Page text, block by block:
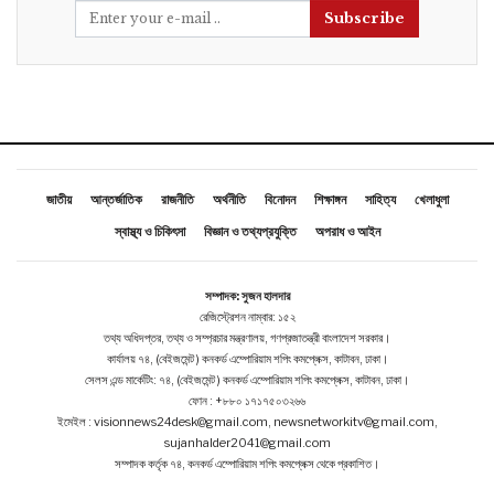
Subscribe
জাতীয় আন্তর্জাতিক রাজনীতি অর্থনীতি বিনোদন শিক্ষাঙ্গন সাহিত্য
খেলাধুলা
স্বাস্থ্য ও চিকিৎসা
বিজ্ঞান ও তথ্যপ্রযুক্তি অপরাধ ও আইন
সম্পাদক: সুজন হালদার
রেজিস্ট্রেশন নাম্বার: ১৫২
তথ্য অধিদপ্তর, তথ্য ও সম্প্রচার মন্ত্রণালয়, গণপ্রজাতন্ত্রী বাংলাদেশ সরকার।
কার্যালয় ৭৪, (বেইজমেন্ট ) কনকর্ড এম্পোরিয়াম শপিং কমপ্লেক্স, কাটাবন, ঢাকা।
সেলস এন্ড মার্কেটিং: ৭৪, (বেইজমেন্ট ) কনকর্ড এম্পোরিয়াম শপিং কমপ্লেক্স, কাটাবন, ঢাকা।
ফোন : +৮৮০ ১৭১৭৫০৩২৬৬
ইমেইল : visionnews24desk@gmail.com, newsnetworkitv@gmail.com,
sujanhalder2041@gmail.com
সম্পাদক কর্তৃক ৭৪, কনকর্ড এম্পোরিয়াম শপিং কমপ্লেক্স থেকে প্রকাশিত।